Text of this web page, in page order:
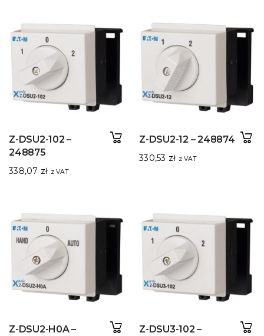
Z-DSU2-102 –
248875
338,07 zł z VAT
Z-DSU2-12 – 248874
330,53 zł z VAT
Z-DSU2-H0A –
Z-DSU3-102 –